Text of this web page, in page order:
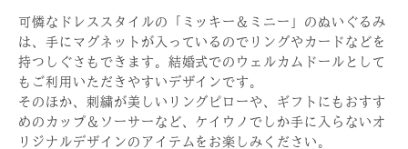
可憐なドレススタイルの「ミッキー＆ミニー」のぬいぐるみ
は、手にマグネットが入っているのでリングやカードなどを
持つしぐさもできます。結婚式でのウェルカムドールとして
もご利用いただきやすいデザインです。
そのほか、刺繍が美しいリングピローや、ギフトにもおすす
めのカップ＆ソーサーなど、ケイウノでしか手に入らないオ
リジナルデザインのアイテムをお楽しみください。